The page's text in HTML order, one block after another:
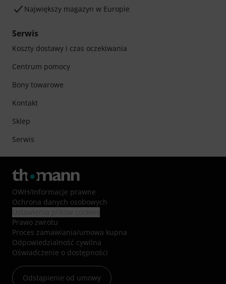
Największy magazyn w Europie
Serwis
Koszty dostawy i czas oczekiwania
Centrum pomocy
Bony towarowe
Kontakt
Sklep
Serwis
OWH/Informacje prawne
Ochrona danych osobowych
Prawo zwrotu
Proces zamawiania/umowa kupna
Odpowiedzialność cywilna
Oświadczenie o dostępności
Odstąpienie od umowy